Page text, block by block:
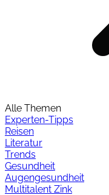
Alle Themen
Experten-Tipps
Reisen
Literatur
Trends
Gesundheit
Augengesundheit
Multitalent Zink